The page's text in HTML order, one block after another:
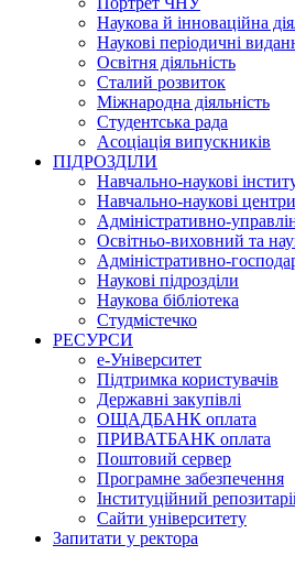
Наукова й інноваційна
Наукові періодичні
Освітня діяльність
Сталий розвиток
Міжнародна діяльність
Студентська рада
Асоціація випускників
ПІДРОЗДІЛИ
Навчально-наукові
Навчально-наукові центри
Адміністративно-
Освітньо-виховний та
Адміністративно-
Наукові підрозділи
Наукова бібліотека
Студмістечко
РЕСУРСИ
е-Університет
Підтримка користувачів
Державні закупівлі
ОЩАДБАНК оплата
ПРИВАТБАНК оплата
Поштовий сервер
Програмне забезпечення
Інституційний
Сайти університету
Запитати у ректора